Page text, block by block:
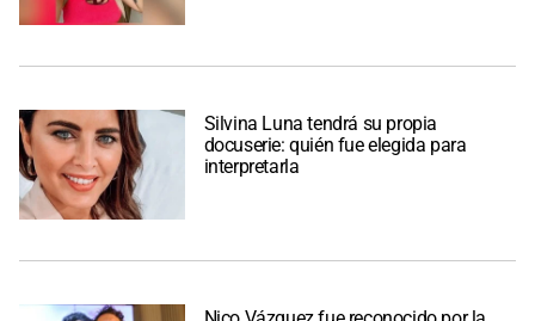
Silvina Luna tendrá su propia
docuserie: quién fue elegida para
interpretarla